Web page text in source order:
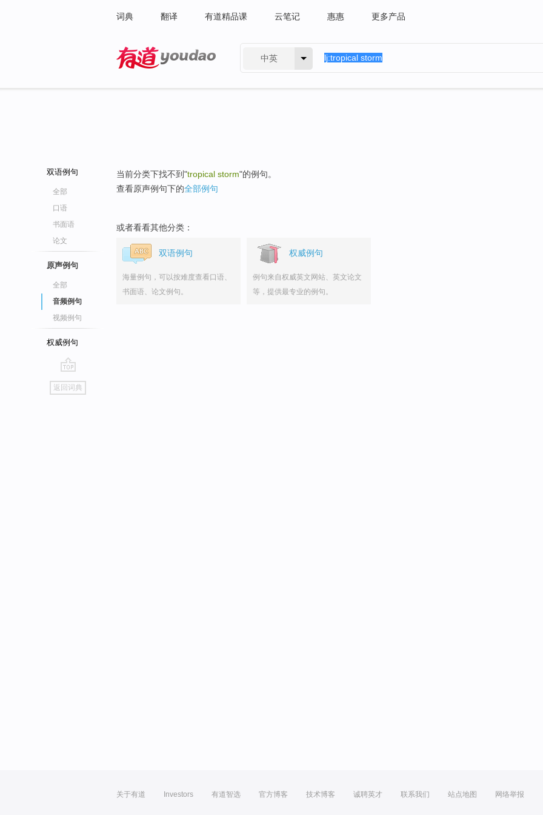
词典 翻译 有道精品课 云笔记 惠惠 更多产品
中英
双语例句
全部
口语
书面语
论文
原声例句
全部
音频例句
视频例句
权威例句
go
top
返回词典
当前分类下找不到"tropical storm"的例句。
查看原声例句下的全部例句
或者看看其他分类：
双语例句
海量例句，可以按难度查看口语、
书面语、论文例句。
权威例句
例句来自权威英文网站、英文论文
等，提供最专业的例句。
关于有道 Investors 有道智选 官方博客 技术博客 诚聘英才 联系我们 站点地图 网络举报